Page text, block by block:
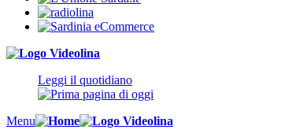
Leggi il quotidiano
Menu